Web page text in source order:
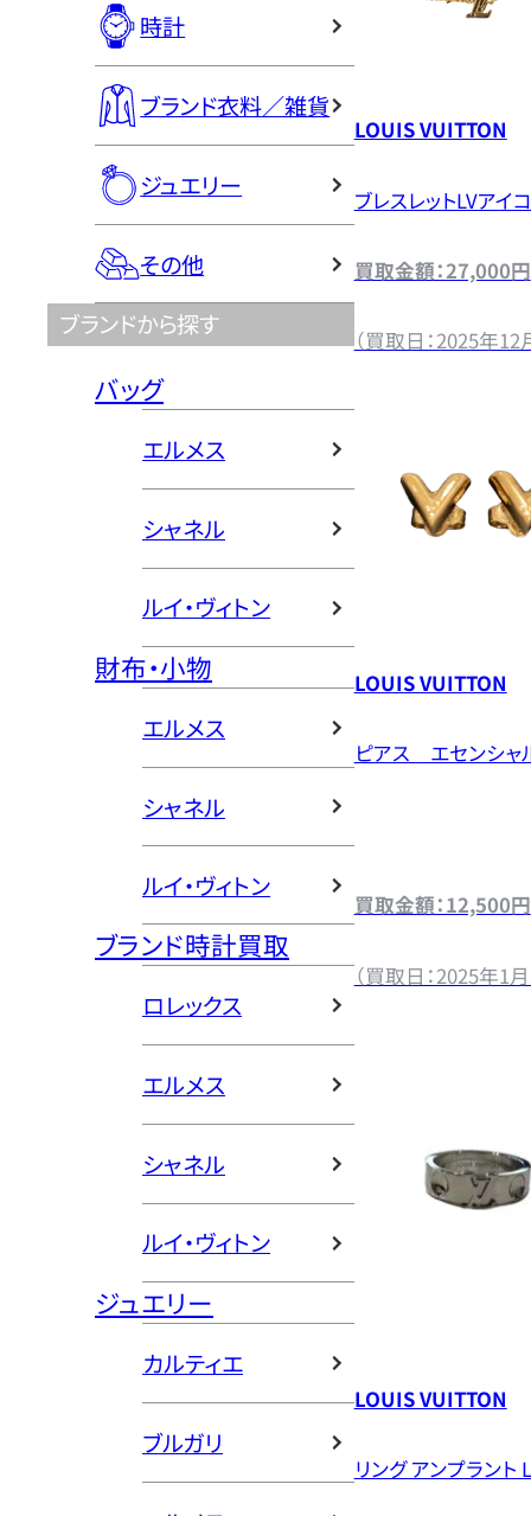
時計
ブランド衣料／雑貨
ジュエリー
その他
ブランドから探す
バッグ
エルメス
シャネル
ルイ・ヴィトン
財布・小物
エルメス
シャネル
ルイ・ヴィトン
ブランド時計買取
ロレックス
エルメス
シャネル
ルイ・ヴィトン
ジュエリー
カルティエ
ブルガリ
LOUIS VUITTON
ブレスレットLVアイ
買取金額：27,000円
（買取日：2025年12
LOUIS VUITTON
ピアス エセンシャ
買取金額：12,500円
（買取日：2025年1
LOUIS VUITTON
リング アンプラント